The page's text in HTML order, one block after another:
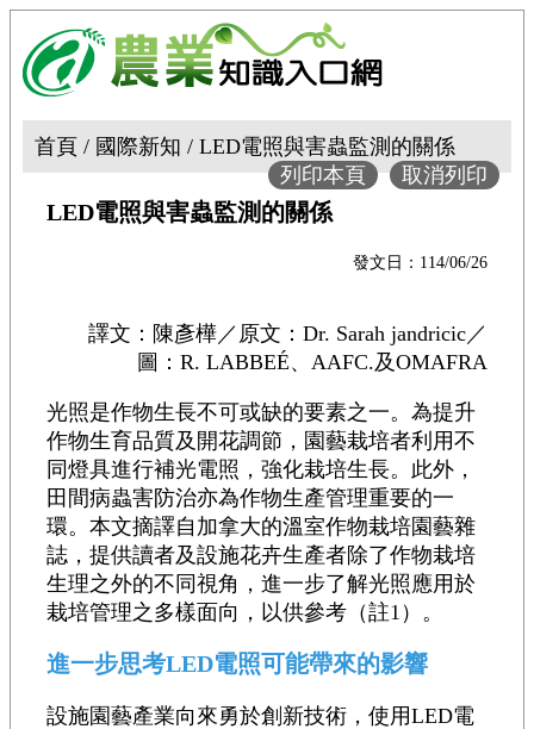
首頁 / 國際新知 / LED電照與害蟲監測的關係
取消列印
列印本頁
LED電照與害蟲監測的關係
發文日：114/06/26
譯文：陳彥樺／原文：Dr. Sarah jandricic／
圖：R. LABBEÉ、AAFC.及OMAFRA
光照是作物生長不可或缺的要素之一。為提升
作物生育品質及開花調節，園藝栽培者利用不
同燈具進行補光電照，強化栽培生長。此外，
田間病蟲害防治亦為作物生產管理重要的一
環。本文摘譯自加拿大的溫室作物栽培園藝雜
誌，提供讀者及設施花卉生產者除了作物栽培
生理之外的不同視角，進一步了解光照應用於
栽培管理之多樣面向，以供參考（註1）。
進一步思考LED電照可能帶來的影響
設施園藝產業向來勇於創新技術，使用LED電